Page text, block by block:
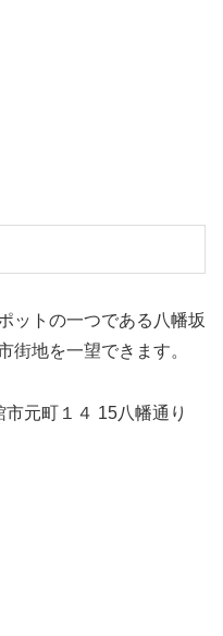
ットの一つである八幡坂
街地を一望できます。
元町１４ 15八幡通り